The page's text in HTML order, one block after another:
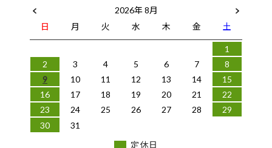
2026年 8月
日
月 火 水 木 金
土
1
2
3 4 5 6 7
8
9
10 11 12 13 14
15
16
17 18 19 20 21
22
23
24 25 26 27 28
29
30
31
定休日